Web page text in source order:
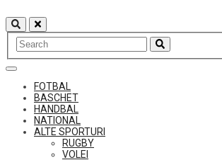
to
content
FOTBAL
BASCHET
HANDBAL
NATIONAL
ALTE SPORTURI
RUGBY
VOLEI